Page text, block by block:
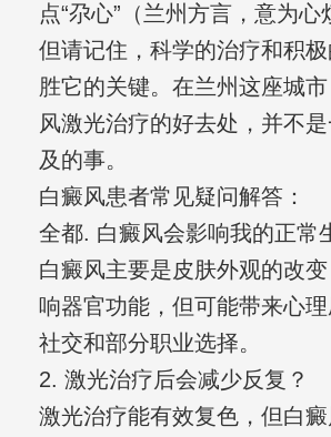
点“尕心”（兰州方言，意为心
但请记住，科学的治疗和积
胜它的关键。在兰州这座城
风激光治疗的好去处，并不
及的事。
白癜风患者常见疑问解答：
全都. 白癜风会影响我的正常
白癜风主要是皮肤外观的改
响器官功能，但可能带来心
社交和部分职业选择。
2. 激光治疗后会减少反复？
激光治疗能有效复色，但白